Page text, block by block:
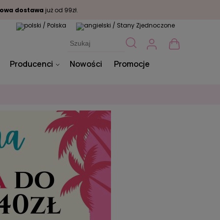
dostawa już od 99zł.
Producenci Nowości Promocje